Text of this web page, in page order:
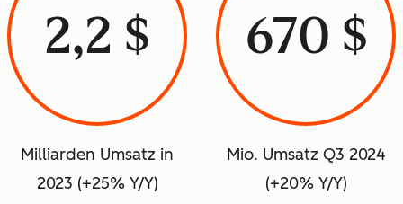
2,2 $
Milliarden Umsatz in
2023 (+25% Y/Y)
670 $
Mio. Umsatz Q3 2024
(+20% Y/Y)